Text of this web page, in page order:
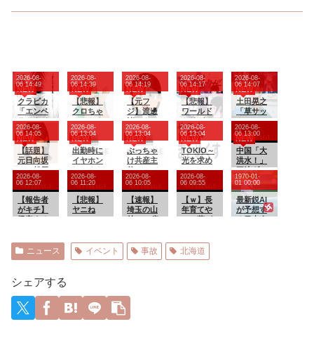
クラピカ
「エンペ
ラータイ
ムのせい
で寿命を
大幅に失
ってしま
ったけど
それでち
ょうど他
の人間の
寿命と同
じくらい
て」
NEW
2026-08-
06 14:49
【悲報】
クロちゃ
ん、とん
でもない
ツイート
をする
NEW
2026-08-
06 14:39
【元フ
ジ】渡邊
渚アナ、
初夏に
「外出先
で倒れて
しまった
り、搬送
された
り」と振
り返る
NEW
2026-08-
06 14:19
【悲報】
ワールド
トリガー
のストー
リー、も
う誰も覚
えてない
NEW
2026-08-
06 14:17
土田晃之
「草サッ
カーとフ
ットサル
やめまし
た」と告
白 「20
代の若手
が来るん
です。つ
まんなく
て」
NEW
2026-08-
06 14:07
【話題】
元日向坂
46・松田
好花が食
中毒で腹
痛・嘔
吐・下痢
が止まら
NEW
2026-08-
06 14:05
出勤時に
イヤホン
してるや
つやたら
と多いけ
ど
NEW
2026-08-
06 13:04
ぶっちゃ
け共産主
義ってみ
んな善人
だったら
成功して
るよな
NEW
2026-08-
06 13:04
TOKIO～
光を求め
て～ 二
部 第１
１４話
NEW
2026-08-
06 13:04
中国「大
洪水！」
三峡ダム
「急激に
流入が増
える（決
壊危機」
中国ダム
NEW
2026-08-
06 13:00
【報告者
がキチ】
帰宅する
月）の風
呂あがり
世話して
そのまま
乳をやり
だした。
おい飯
2026-08-
06 12:07
【悲報】
ヤニね
こ、BPO
wwwww
wwwww
2026-08-
06 11:20
【速報】
埼玉の山
林で91歳
の事
実・・・
ないわけ
2026-08-
06 10:05
【ｗ】長
年育てや
っと蕾が
たら動物
の死肉に
2026-08-
06 09:55
最新鋭AI
が予想す
る日本人
1970-01-
01 00:00
ニュース イベント 事故 北海道
シェアする